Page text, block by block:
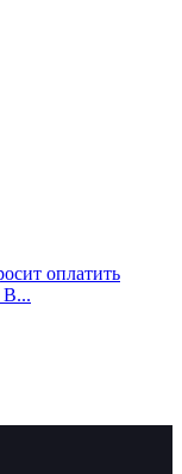
оплатить
В...